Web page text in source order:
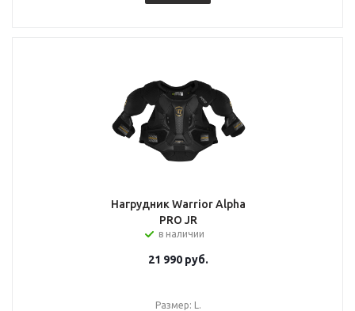
Нагрудник Warrior Alpha
PRO JR
в наличии
21 990руб.
Размер: L.